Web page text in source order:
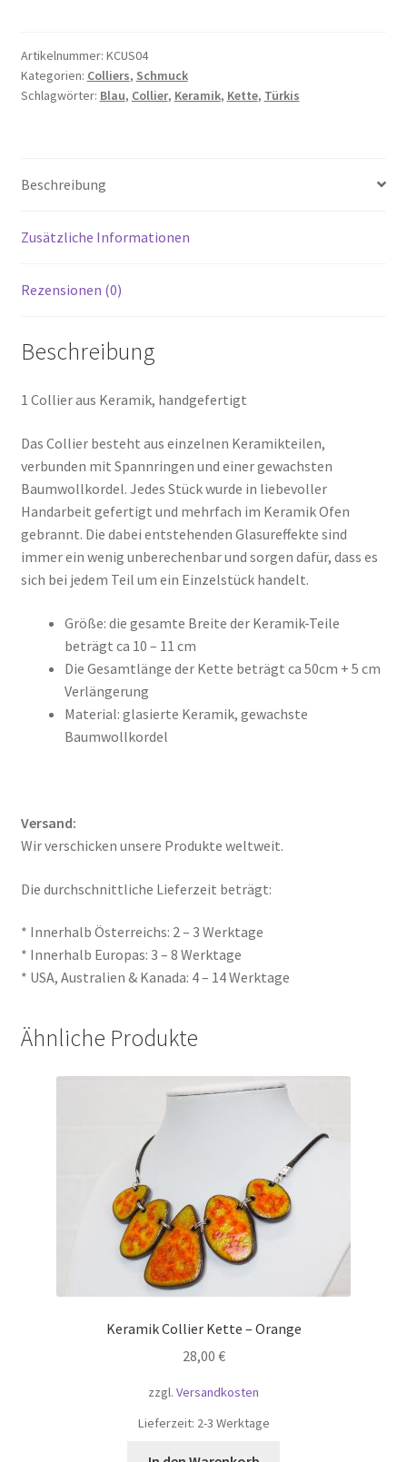
Blau
Türkis
Menge
Artikelnummer: KCUS04
Kategorien: Colliers, Schmuck
Schlagwörter: Blau, Collier, Keramik, Kette, Türkis
Beschreibung
Zusätzliche Informationen
Rezensionen (0)
Beschreibung
1 Collier aus Keramik, handgefertigt
Das Collier besteht aus einzelnen Keramikteilen,
verbunden mit Spannringen und einer gewachsten
Baumwollkordel. Jedes Stück wurde in liebevoller
Handarbeit gefertigt und mehrfach im Keramik Ofen
gebrannt. Die dabei entstehenden Glasureffekte sind
immer ein wenig unberechenbar und sorgen dafür, dass es
sich bei jedem Teil um ein Einzelstück handelt.
Größe: die gesamte Breite der Keramik-Teile
beträgt ca 10 – 11 cm
Die Gesamtlänge der Kette beträgt ca 50cm + 5 cm
Verlängerung
Material: glasierte Keramik, gewachste
Baumwollkordel
Versand:
Wir verschicken unsere Produkte weltweit.
Die durchschnittliche Lieferzeit beträgt:
* Innerhalb Österreichs: 2 – 3 Werktage
* Innerhalb Europas: 3 – 8 Werktage
* USA, Australien & Kanada: 4 – 14 Werktage
Ähnliche Produkte
Keramik Collier Kette – Orange
28,00 €
zzgl. Versandkosten
Lieferzeit: 2-3 Werktage